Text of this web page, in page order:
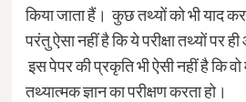
किया जाता हैं। कुछ तथ्यों को भी याद
परंतु ऐसा नहीं है कि ये परीक्षा तथ्यों पर
इस पेपर की प्रकृति भी ऐसी नहीं है कि
तथ्यात्मक ज्ञान का परीक्षण करता हो।